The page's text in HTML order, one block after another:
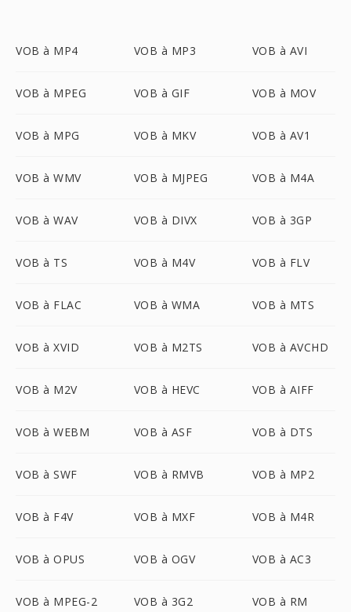
VOB à MP4 VOB à MP3 VOB à AVI
VOB à MPEG VOB à GIF VOB à MOV
VOB à MPG VOB à MKV VOB à AV1
VOB à WMV VOB à MJPEG VOB à M4A
VOB à WAV VOB à DIVX VOB à 3GP
VOB à TS VOB à M4V VOB à FLV
VOB à FLAC VOB à WMA VOB à MTS
VOB à XVID VOB à M2TS VOB à AVCHD
VOB à M2V VOB à HEVC VOB à AIFF
VOB à WEBM VOB à ASF VOB à DTS
VOB à SWF VOB à RMVB VOB à MP2
VOB à F4V VOB à MXF VOB à M4R
VOB à OPUS VOB à OGV VOB à AC3
VOB à MPEG-2 VOB à 3G2 VOB à RM